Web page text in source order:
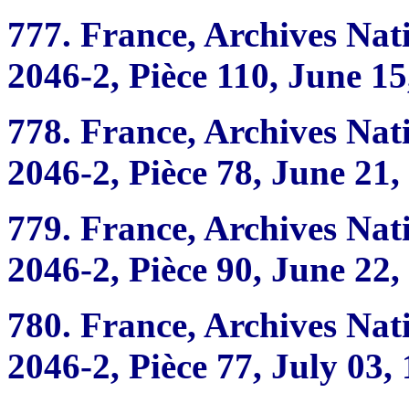
777. France, Archives
2046-2, Pièce 110, June
778. France, Archives
2046-2, Pièce 78, June
779. France, Archives
2046-2, Pièce 90, June
780. France, Archives
2046-2, Pièce 77, July 03,